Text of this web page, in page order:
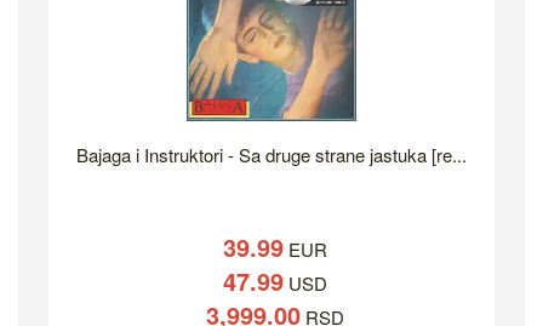
Bajaga i Instruktori - Sa druge strane jastuka [re...
39.99EUR
47.99USD
3,999.00RSD